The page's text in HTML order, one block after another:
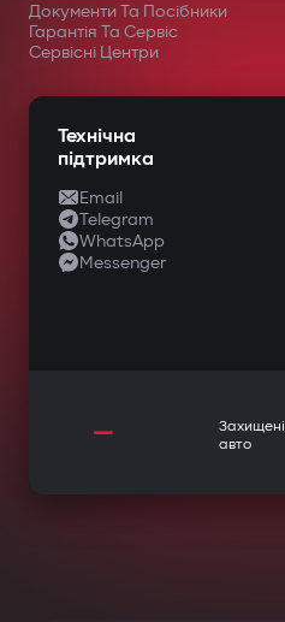
Документи Та Посібники
Гарантія Та Сервіс
Сервісні Центри
Технічна
підтримка
Email
Telegram
WhatsApp
Messenger
—
Захищені
авто